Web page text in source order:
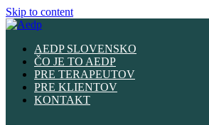
Skip to content
AEDP SLOVENSKO
ČO JE TO AEDP
PRE TERAPEUTOV
PRE KLIENTOV
KONTAKT